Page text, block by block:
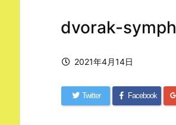
dvorak-
2021年4月14日
Twitter Facebook